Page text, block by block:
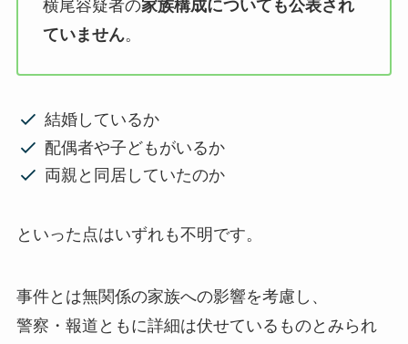
横尾容疑者の家族構成についても公表され
ていません。
結婚しているか
配偶者や子どもがいるか
両親と同居していたのか
といった点はいずれも不明です。
事件とは無関係の家族への影響を考慮し、
警察・報道ともに詳細は伏せているものとみられ